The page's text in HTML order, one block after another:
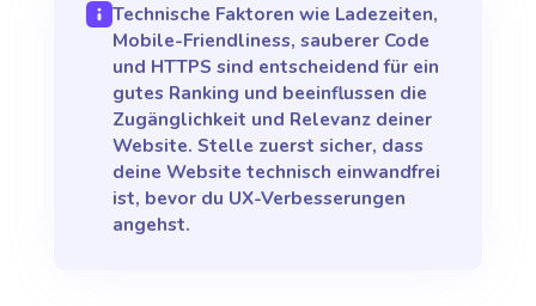
Technische Faktoren wie Ladezeiten,
Mobile-Friendliness, sauberer Code
und HTTPS sind entscheidend für ein
gutes Ranking und beeinflussen die
Zugänglichkeit und Relevanz deiner
Website. Stelle zuerst sicher, dass
deine Website technisch einwandfrei
ist, bevor du UX-Verbesserungen
angehst.